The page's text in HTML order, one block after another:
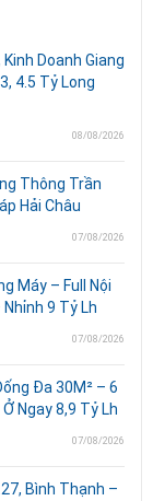
Kinh Doanh Giang
4.5 Tỷ Long
08/08/2026
Thông Trần
Hải Châu
07/08/2026
Máy – Full Nội
9 Tỷ Lh
07/08/2026
Đa 30M² – 6
Ngay 8,9 Tỷ Lh
07/08/2026
Bình Thạnh –